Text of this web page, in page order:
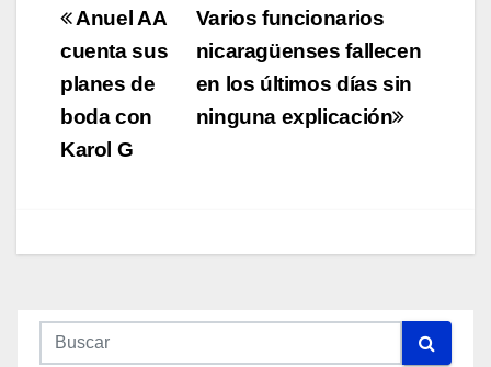
Navegación
de
entradas
Varios funcionarios
nicaragüenses fallecen
en los últimos días sin
ninguna explicación
Anuel AA
cuenta sus
planes de
boda con
Karol G